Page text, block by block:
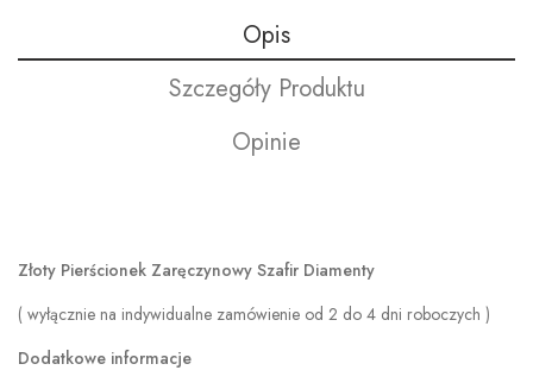
Opis
Szczegóły Produktu
Opinie
Złoty Pierścionek Zaręczynowy Szafir Diamenty
( wyłącznie na indywidualne zamówienie od 2 do 4 dni roboczych )
Dodatkowe informacje